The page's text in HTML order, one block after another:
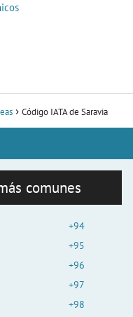
Código IATA de Saravia
comunes
+94
+95
+96
+97
+98